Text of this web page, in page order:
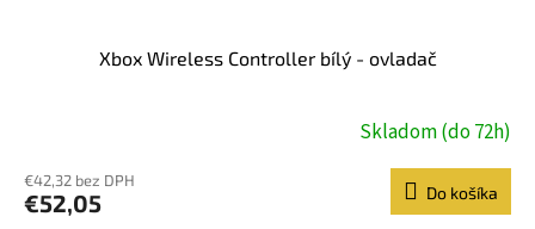
Xbox Wireless Controller bílý - ovladač
Skladom (do 72h)
€42,32 bez DPH
€52,05 Do košíka